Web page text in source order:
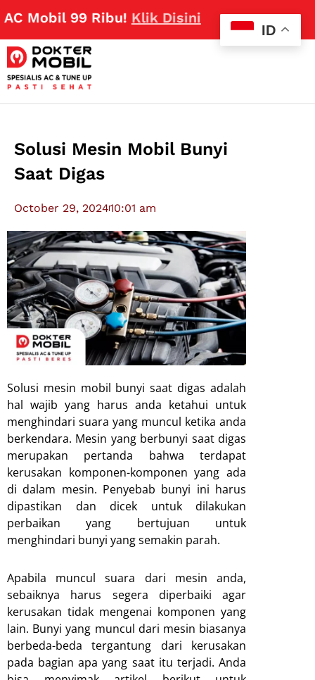
99 Ribu! Klik Disini
Solusi Mesin Mobil Bunyi
Saat Digas
October 29, 202410:01 am
Solusi mesin mobil bunyi saat digas adalah
hal wajib yang harus anda ketahui untuk
menghindari suara yang muncul ketika anda
berkendara. Mesin yang berbunyi saat digas
merupakan pertanda bahwa terdapat
kerusakan komponen-komponen yang ada
di dalam mesin. Penyebab bunyi ini harus
dipastikan dan dicek untuk dilakukan
perbaikan yang bertujuan untuk
menghindari bunyi yang semakin parah.
Apabila muncul suara dari mesin anda,
sebaiknya harus segera diperbaiki agar
kerusakan tidak mengenai komponen yang
lain. Bunyi yang muncul dari mesin biasanya
berbeda-beda tergantung dari kerusakan
pada bagian apa yang saat itu terjadi. Anda
ID